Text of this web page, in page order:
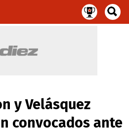
y Velásquez
convocados ante